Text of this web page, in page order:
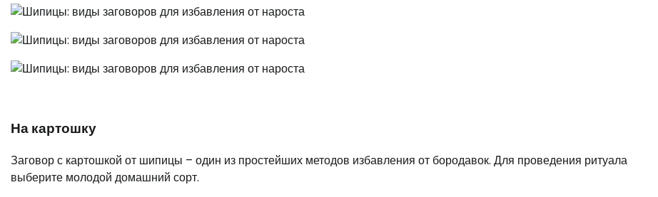
На картошку
Заговор с картошкой от шипицы – один из простейших методов избавления от бородавок. Для проведения ритуала
выберите молодой домашний сорт.